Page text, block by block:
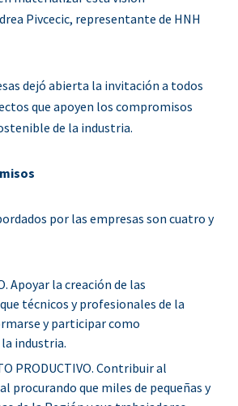
Pivcecic, representante de HNH
dejó abierta la invitación a todos
que apoyen los compromisos
de la industria.
por las empresas son cuatro y
Apoyar la creación de las
técnicos y profesionales de la
y participar como
industria.
PRODUCTIVO. Contribuir al
procurando que miles de pequeñas y